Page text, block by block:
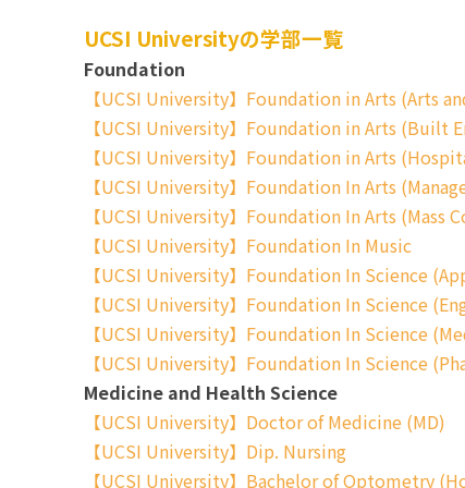
UCSI Universityの学部一覧
Foundation
【UCSI University】Foundation in Arts (Arts
【UCSI University】Foundation in Arts (Built
【UCSI University】Foundation in Arts
【UCSI University】Foundation In Arts
【UCSI University】Foundation In Arts
【UCSI University】Foundation In Music
【UCSI University】Foundation In Science
【UCSI University】Foundation In Science
【UCSI University】Foundation In Science
【UCSI University】Foundation In Science
Medicine and Health Science
【UCSI University】Doctor of Medicine (MD)
【UCSI University】Dip. Nursing
【UCSI University】Bachelor of Optometry